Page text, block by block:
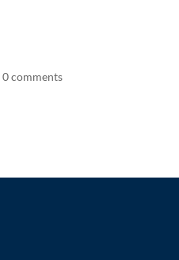
0 comments